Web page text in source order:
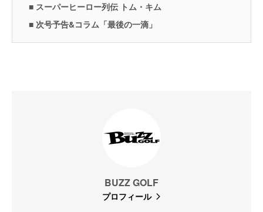
■ スーパーヒーロー列伝 トム・キム
■ 次号予告&コラム「最後の一滴」
BUZZ GOLF
プロフィール